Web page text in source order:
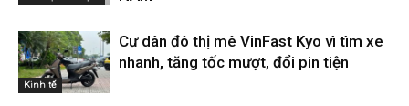
Kinh tế
Cư dân đô thị mê VinFast Kyo vì tìm xe
nhanh, tăng tốc mượt, đổi pin tiện